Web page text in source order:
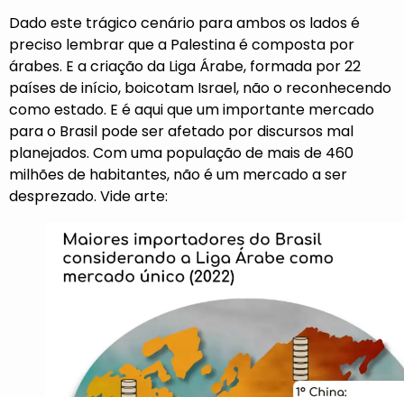
Dado este trágico cenário para ambos os lados é
preciso lembrar que a Palestina é composta por
árabes. E a criação da Liga Árabe, formada por 22
países de início, boicotam Israel, não o reconhecendo
como estado. E é aqui que um importante mercado
para o Brasil pode ser afetado por discursos mal
planejados. Com uma população de mais de 460
milhões de habitantes, não é um mercado a ser
desprezado. Vide arte: